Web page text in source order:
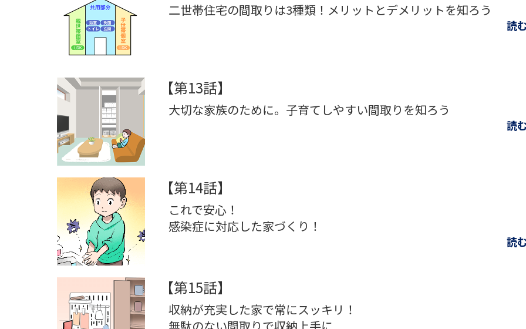
二世帯住宅の間取りは3種類！メリットとデメリットを知ろう
読
【第13話】
大切な家族のために。子育てしやすい間取りを知ろう
読
【第14話】
これで安心！
感染症に対応した家づくり！
読
【第15話】
収納が充実した家で常にスッキリ！